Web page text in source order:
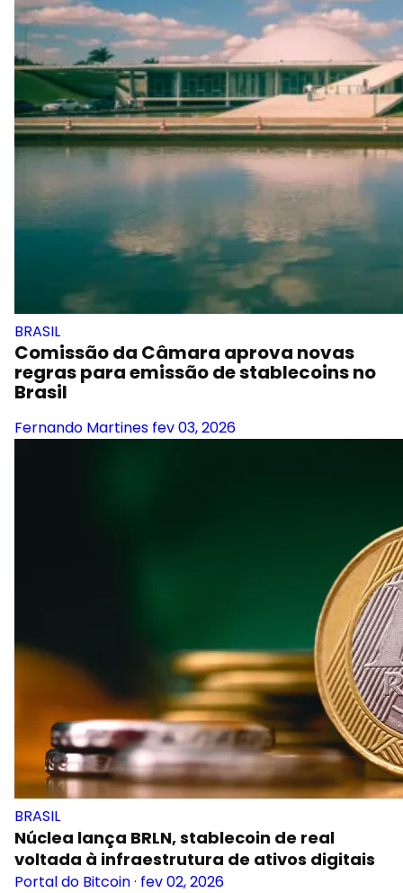
BRASIL
Comissão da Câmara aprova novas
regras para emissão de stablecoins no
Brasil
Fernando Martines fev 03, 2026
BRASIL
Núclea lança BRLN, stablecoin de real
voltada à infraestrutura de ativos digitais
Portal do Bitcoin· fev 02, 2026